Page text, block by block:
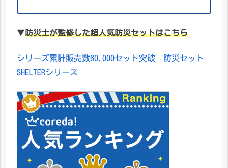
▼防災士が監修した超人気防災セットはこちら
シリーズ累計販売数60,000セット突破 防災セット
SHELTERシリーズ